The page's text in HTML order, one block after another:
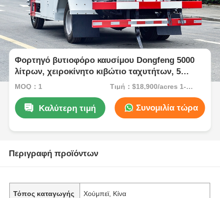
Φορτηγό βυτιοφόρο καυσίμου Dongfeng 5000
λίτρων, χειροκίνητο κιβώτιο ταχυτήτων, 5
εμπρός ταχύτητες, Φιλιππίνες
MOQ：1 Τιμή：$18,900/acres 1-49 acres
Καλύτερη τιμή Συνομιλία τώρα
Περιγραφή προϊόντων
Τόπος καταγωγής Χούμπεϊ, Κίνα